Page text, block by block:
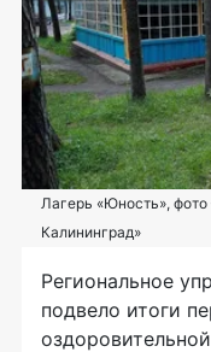
Лагерь «Юность»,
Калининград»
Региональное
подвело итоги